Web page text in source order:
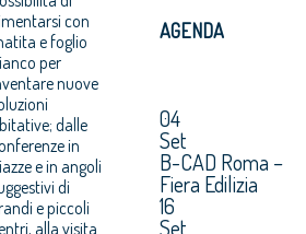
con
e foglio
per
nuove
dalle
in
e in angoli
di
e piccoli
alla visita
AGENDA
04
Set
B-CAD Roma –
Fiera Edilizia
16
Set